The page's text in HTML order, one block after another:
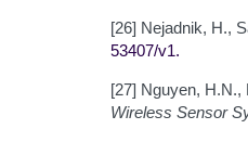
[26] Nejadnik, H.,
53407/v1.
[27] Nguyen, H.N.,
Wireless Sensor